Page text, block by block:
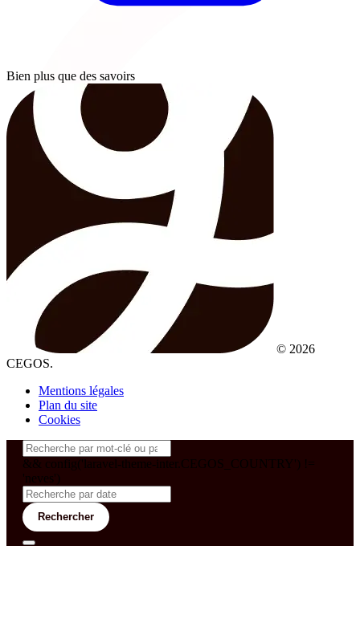
Bien plus que des savoirs
© 2026
CEGOS.
Mentions légales
Plan du site
Cookies
&& config('laravel-theme-inter.CEGOS_COUNTRY') !=
'neves')
Rechercher